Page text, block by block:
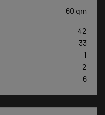
60 qm
42
33
1
2
6